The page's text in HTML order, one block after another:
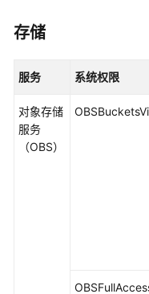
存储
服务 系统权限
对象存储
服务
（OBS）